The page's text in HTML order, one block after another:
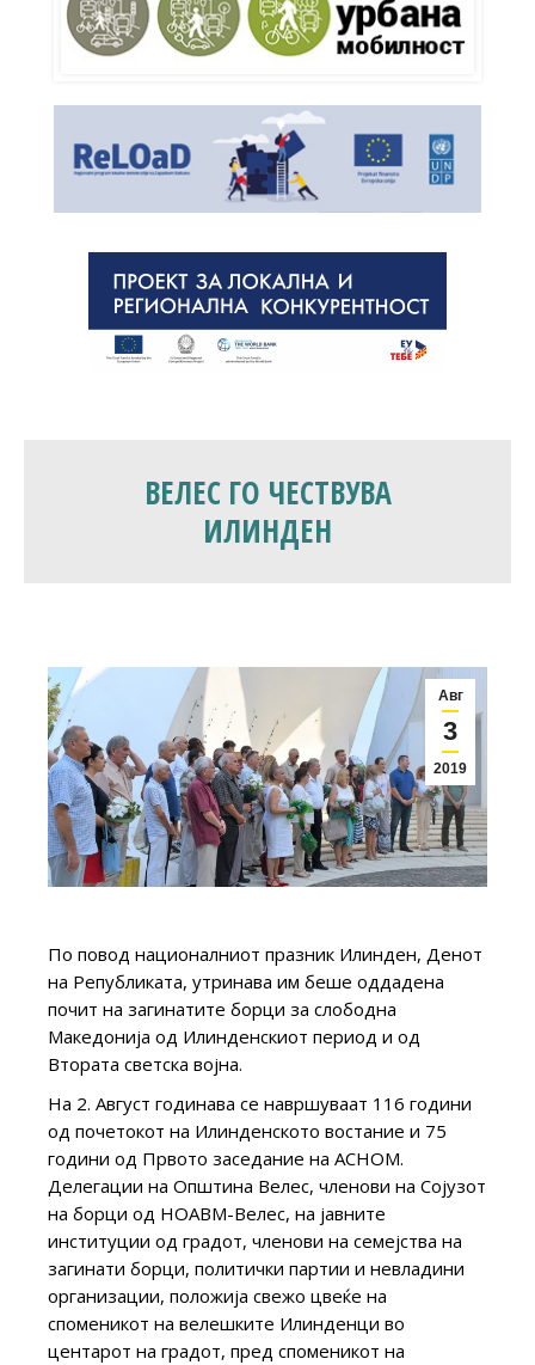
ВЕЛЕС ГО ЧЕСТВУВА
ИЛИНДЕН
Авг
3
2019
По повод националниот празник Илинден, Денот
на Републиката, утринава им беше оддадена
почит на загинатите борци за слободна
Македонија од Илинденскиот период и од
Втората светска војна.
На 2. Август годинава се навршуваат 116 години
од почетокот на Илинденското востание и 75
години од Првото заседание на АСНОМ.
Делегации на Општина Велес, членови на Сојузот
на борци од НОАВМ-Велес, на јавните
институции од градот, членови на семејства на
загинати борци, политички партии и невладини
организации, положија свежо цвеќе на
споменикот на велешките Илинденци во
центарот на градот, пред споменикот на